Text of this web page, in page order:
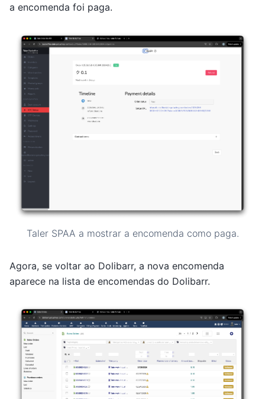
a encomenda foi paga.
Taler SPAA a mostrar a encomenda como paga.
Agora, se voltar ao Dolibarr, a nova encomenda
aparece na lista de encomendas do Dolibarr.